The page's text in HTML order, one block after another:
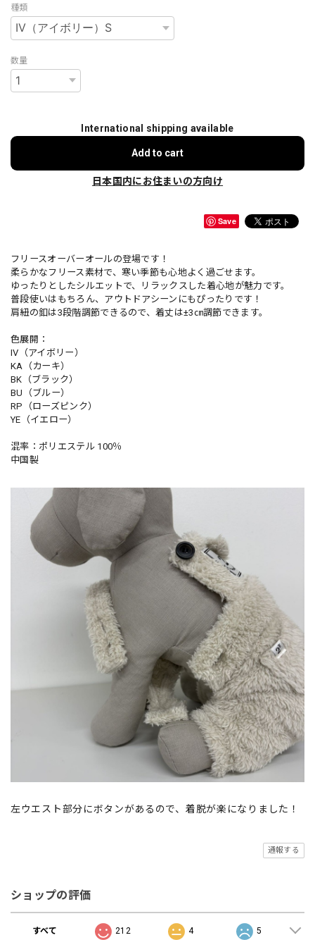
種類
数量
International shipping available
Add to cart
日本国内にお住まいの方向け
Save
フリースオーバーオールの登場です！
柔らかなフリース素材で、寒い季節も心地よく過ごせます。
ゆったりとしたシルエットで、リラックスした着心地が魅力です。
普段使いはもちろん、アウトドアシーンにもぴったりです！
肩紐の釦は3段階調節できるので、着丈は±3㎝調節できます。
色展開：
IV（アイボリー）
KA（カーキ）
BK（ブラック）
BU（ブルー）
RP（ローズピンク）
YE（イエロー）
混率：ポリエステル 100％
中国製
左ウエスト部分にボタンがあるので、着脱が楽になりました！
通報する
ショップの評価
すべて 212 4 5